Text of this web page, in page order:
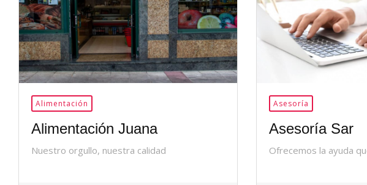
Alimentación
Alimentación Juana
Nuestro orgullo, nuestra calidad
Asesoría
Asesoría Sar
Ofrecemos la ayuda